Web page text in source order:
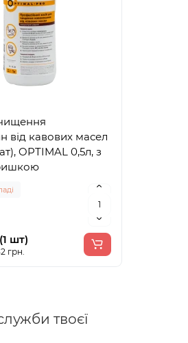
від кавових масел
OPTIMAL 0,5л, з
шт)
грн.
твоєї